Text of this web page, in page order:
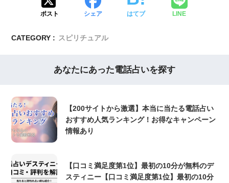
ポスト シェア はてブ LINE
CATEGORY : スピリチュアル
あなたにあった電話占いを探す
【200サイトから激選】本当に当たる電話占い
おすすめ人気ランキング！お得なキャンペーン
情報あり
【口コミ満足度第1位】最初の10分が無料のデ
スティニー【口コミ満足度第1位】最初の10分